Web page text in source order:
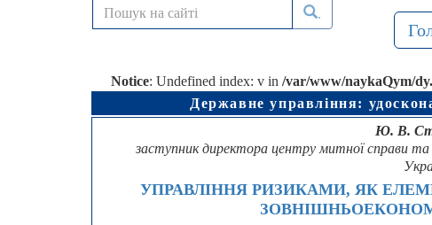
.
Notice: Undefined index: v in /var/www/naykaQym/
Державне управління:
Ю. В.
заступник директора центру митної справи та
УПРАВЛІННЯ РИЗИКАМИ, ЯК